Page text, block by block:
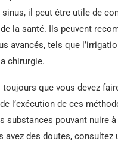
il peut être utile de
la santé. Ils peuvent
avancés, tels que
chirurgie.
toujours que vous devez
l’exécution de ces
substances pouvant nuire
avez des doutes, consultez